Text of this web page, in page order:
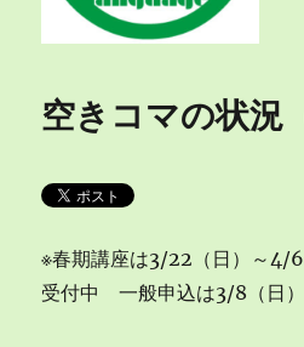
空きコマの状況
※春期講座は3/22（日）～4/
受付中 一般申込は3/8（日